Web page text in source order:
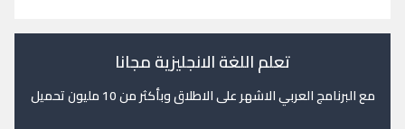
تعلم اللغة الانجليزية مجانا
مع البرنامج العربي الاشهر على الاطلاق وبأكثر من 10 مليون تحميل